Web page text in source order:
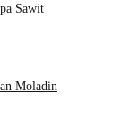
Sawit
Moladin